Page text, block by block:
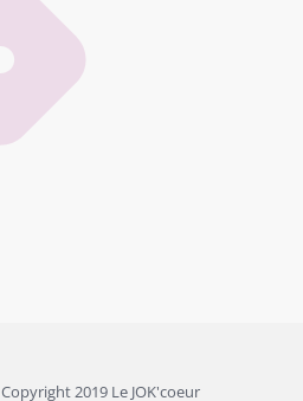
Copyright 2019 Le JOK'coeur